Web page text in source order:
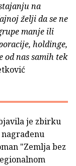
na
želji da se ne
manje ili
holdinge,
od nas samih tek
je zbirku
"Zemlja bez